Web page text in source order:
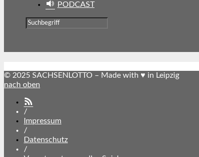
PODCAST
© 2025 SACHSENLOTTO – Made with ♥ in Leipzig
nach oben
/
Impressum
/
Datenschutz
/